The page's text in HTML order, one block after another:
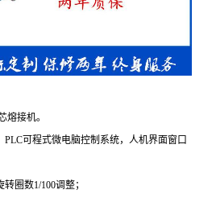
熔接机。
PLC可程式微电脑控制系统，人机界面窗口
圈数1/100调整；